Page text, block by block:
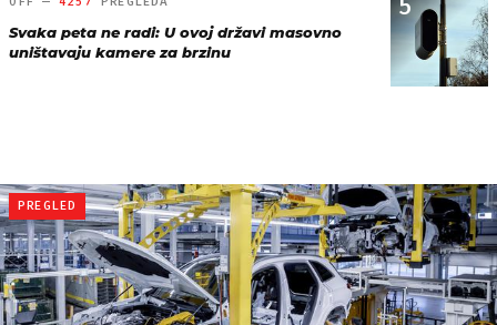
Svaka peta ne radi: U ovoj državi masovno
uništavaju kamere za brzinu
PREGLED